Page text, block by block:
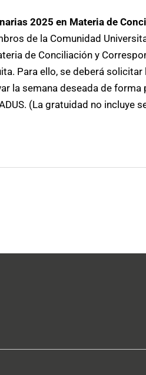
2025 en Materia de
de la Comunidad
de Conciliación y
Para ello, se deberá
la semana deseada de
(La gratuidad no incluye